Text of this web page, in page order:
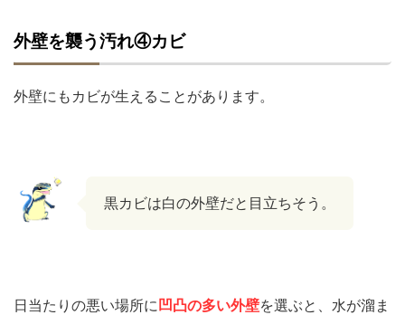
外壁を襲う汚れ④カビ
外壁にもカビが生えることがあります。
黒カビは白の外壁だと目立ちそう。
日当たりの悪い場所に凹凸の多い外壁を選ぶと、水が溜ま